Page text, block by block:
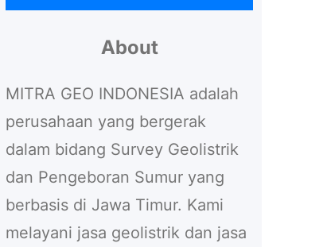
a
h
About
MITRA GEO INDONESIA adalah
perusahaan yang bergerak
dalam bidang Survey Geolistrik
dan Pengeboran Sumur yang
berbasis di Jawa Timur. Kami
melayani jasa geolistrik dan jasa